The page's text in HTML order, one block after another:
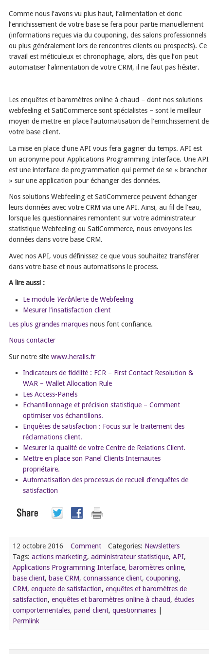
Comme nous l’avons vu plus haut, l’alimentation et donc
l’enrichissement de votre base se fera pour partie manuellement
(informations reçues via du couponing, des salons professionnels
ou plus généralement lors de rencontres clients ou prospects). Ce
travail est méticuleux et chronophage, alors, dès que l’on peut
automatiser l’alimentation de votre CRM, il ne faut pas hésiter.
Les enquêtes et baromètres online à chaud – dont nos solutions
webfeeling et SatiCommerce sont spécialistes – sont le meilleur
moyen de mettre en place l’automatisation de l’enrichissement de
votre base client.
La mise en place d’une API vous fera gagner du temps. API est
un acronyme pour Applications Programming Interface. Une API
est une interface de programmation qui permet de se « brancher
» sur une application pour échanger des données.
Nos solutions Webfeeling et SatiCommerce peuvent échanger
leurs données avec votre CRM via une API. Ainsi, au fil de l’eau,
lorsque les questionnaires remontent sur votre administrateur
statistique Webfeeling ou SatiCommerce, nous envoyons les
données dans votre base CRM.
Avec nos API, vous définissez ce que vous souhaitez transférer
dans votre base et nous automatisons le process.
A lire aussi :
Le module VerbAlerte de Webfeeling
Mesurer l’insatisfaction client
Les plus grandes marques nous font confiance.
Nous contacter
Sur notre site www.heralis.fr
Indicateurs de fidélité : FCR – First Contact Resolution &
WAR – Wallet Allocation Rule
Les Access-Panels
Echantillonnage et précision statistique – Comment
optimiser vos échantillons.
Enquêtes de satisfaction : Focus sur le traitement des
réclamations client.
Mesurer la qualité de votre Centre de Relations Client.
Mettre en place son Panel Clients Internautes
propriétaire.
Automatisation des processus de recueil d’enquêtes de
satisfaction
12 octobre 2016 Comment Categories: Newsletters
Tags:actions marketing,administrateur statistique,API,
Applications Programming Interface, baromètres online,
base client, base CRM,connaissance client,couponing,
CRM,enquete de satisfaction,enquêtes et baromètres de
satisfaction,enquêtes et baromètres online à chaud,études
comportementales,panel client,questionnaires
Permlink